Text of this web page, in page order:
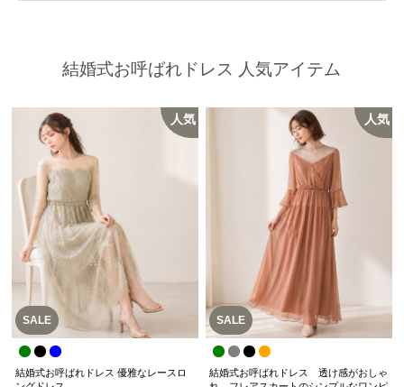
結婚式お呼ばれドレス 人気アイテム
SALE
人気
結婚式お呼ばれドレス 優雅なレースロ
SALE
人気
結婚式お呼ばれドレス 透け感がおしゃ